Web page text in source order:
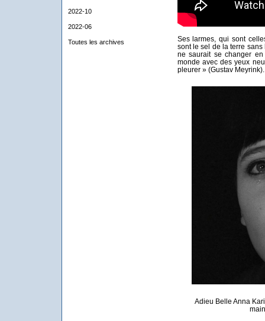
2022-10
2022-06
Toutes les archives
Ses larmes, qui sont
sont le sel de la terre
ne saurait se changer
monde avec des yeux
pleurer » (Gustav Meyrink).
Adieu Belle Anna